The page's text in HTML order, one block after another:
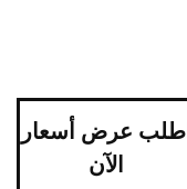
اطلب عرض أسعار
الآن